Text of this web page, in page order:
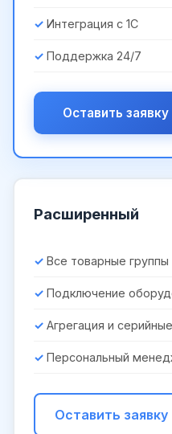
Интеграция с 1С
Поддержка 24/7
Оставить заявку
Расширенный
Все товарные группы
Подключение
Агрегация и
Персональный
Оставить заявку